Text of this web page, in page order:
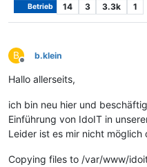
Betrieb 14 3 3.3k 1
B
Offline
b.klein
Hallo allerseits,
ich bin neu hier und
Einführung von IdoIT in
Leider ist es mir nicht
Copying files to /var/www/